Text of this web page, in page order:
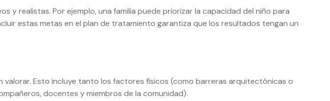
y realistas. Por ejemplo, una familia puede priorizar la capacidad del niño para
estas metas en el plan de tratamiento garantiza que los resultados tengan un
valorar. Esto incluye tanto los factores físicos (como barreras arquitectónicas o
docentes y miembros de la comunidad).